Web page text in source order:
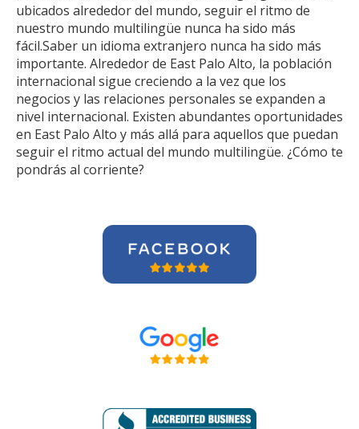
ubicados alrededor del mundo, seguir el ritmo de
nuestro mundo multilingüe nunca ha sido más
fácil.Saber un idioma extranjero nunca ha sido más
importante. Alrededor de East Palo Alto, la población
internacional sigue creciendo a la vez que los
negocios y las relaciones personales se expanden a
nivel internacional. Existen abundantes oportunidades
en East Palo Alto y más allá para aquellos que puedan
seguir el ritmo actual del mundo multilingüe. ¿Cómo te
pondrás al corriente?